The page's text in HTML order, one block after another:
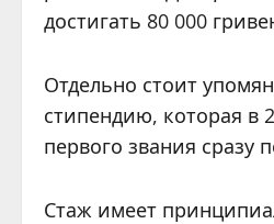
достигать 80 000
Отдельно стоит
стипендию, которая в
первого звания сразу
Стаж имеет